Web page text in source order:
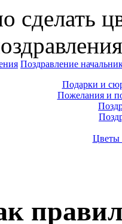
Поздравление
Подарки и
Пожелания и
Цветы